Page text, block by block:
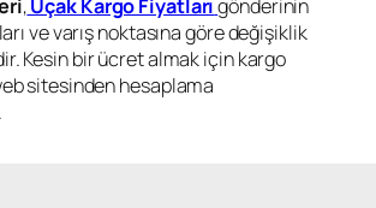
,Uçak Kargo Fiyatlarıgönderinin
ve varış noktasına göre değişiklik
Kesin bir ücret almak için kargo
sitesinden hesaplama